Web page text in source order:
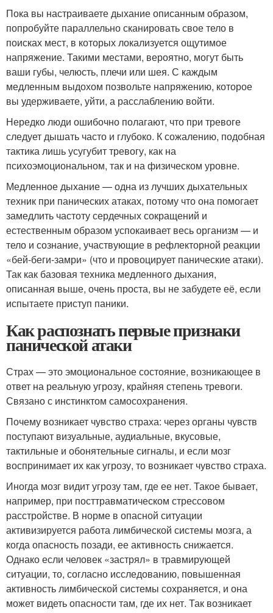
Пока вы настраиваете дыхание описанным образом,
попробуйте параллельно сканировать свое тело в
поисках мест, в которых локализуется ощутимое
напряжение. Такими местами, вероятно, могут быть
ваши губы, челюсть, плечи или шея. С каждым
медленным выдохом позвольте напряжению, которое
вы удерживаете, уйти, а расслаблению войти.
Нередко люди ошибочно полагают, что при тревоге
следует дышать часто и глубоко. К сожалению, подобная
тактика лишь усугубит тревогу, как на
психоэмоциональном, так и на физическом уровне.
Медленное дыхание — одна из лучших дыхательных
техник при панических атаках, потому что она помогает
замедлить частоту сердечных сокращений и
естественным образом успокаивает весь организм — и
тело и сознание, участвующие в рефлекторной реакции
«бей-беги-замри» (что и провоцирует панические атаки).
Так как базовая техника медленного дыхания,
описанная выше, очень проста, вы не забудете её, если
испытаете приступ паники.
Как распознать первые признаки
панической атаки
Страх — это эмоциональное состояние, возникающее в
ответ на реальную угрозу, крайняя степень тревоги.
Связано с инстинктом самосохранения.
Почему возникает чувство страха: через органы чувств
поступают визуальные, аудиальные, вкусовые,
тактильные и обонятельные сигналы, и если мозг
воспринимает их как угрозу, то возникает чувство страха.
Иногда мозг видит угрозу там, где ее нет. Такое бывает,
например, при посттравматическом стрессовом
расстройстве. В норме в опасной ситуации
активизируется работа лимбической системы мозга, а
когда опасность позади, ее активность снижается.
Однако если человек «застрял» в травмирующей
ситуации, то, согласно исследованию, повышенная
активность лимбической системы сохраняется, и она
может видеть опасности там, где их нет. Так возникает